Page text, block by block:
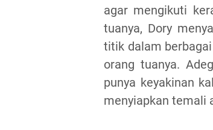
agar mengikuti
tuanya, Dory
titik dalam
orang tuanya.
punya keyakinan
menyiapkan temali